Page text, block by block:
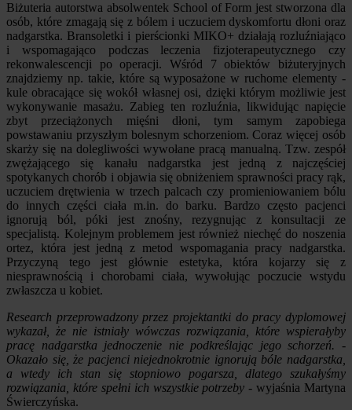
Biżuteria autorstwa absolwentek School of Form jest stworzona dla
osób, które zmagają się z bólem i uczuciem dyskomfortu dłoni oraz
nadgarstka. Bransoletki i pierścionki MIKO+ działają rozluźniająco
i wspomagająco podczas leczenia fizjoterapeutycznego czy
rekonwalescencji po operacji. Wśród 7 obiektów biżuteryjnych
znajdziemy np. takie, które są wyposażone w ruchome elementy -
kule obracające się wokół własnej osi, dzięki którym możliwie jest
wykonywanie masażu. Zabieg ten rozluźnia, likwidując napięcie
zbyt przeciążonych mięśni dłoni, tym samym zapobiega
powstawaniu przyszłym bolesnym schorzeniom. Coraz więcej osób
skarży się na dolegliwości wywołane pracą manualną. Tzw. zespół
zwężającego się kanału nadgarstka jest jedną z najczęściej
spotykanych chorób i objawia się obniżeniem sprawności pracy rąk,
uczuciem drętwienia w trzech palcach czy promieniowaniem bólu
do innych części ciała m.in. do barku. Bardzo często pacjenci
ignorują ból, póki jest znośny, rezygnując z konsultacji ze
specjalistą. Kolejnym problemem jest również niechęć do noszenia
ortez, która jest jedną z metod wspomagania pracy nadgarstka.
Przyczyną tego jest głównie estetyka, która kojarzy się z
niesprawnością i chorobami ciała, wywołując poczucie wstydu
zwłaszcza u kobiet.
Research przeprowadzony przez projektantki do pracy dyplomowej
wykazał, że nie istniały wówczas rozwiązania, które wspierałyby
pracę nadgarstka jednoczenie nie podkreślając jego schorzeń. -
Okazało się, że pacjenci niejednokrotnie ignorują bóle nadgarstka,
a wtedy ich stan się stopniowo pogarsza, dlatego szukałyśmy
rozwiązania, które spełni ich wszystkie potrzeby - wyjaśnia Martyna
Świerczyńska.